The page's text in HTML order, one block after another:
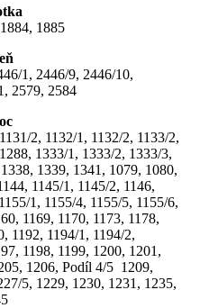
1885
1, 2446/9, 2446/10,
2579, 2584
2, 1132/1, 1132/2, 1133/2,
1333/1, 1333/2, 1333/3,
1339, 1341, 1079, 1080,
1145/1, 1145/2, 1146,
1, 1155/4, 1155/5, 1155/6,
1169, 1170, 1173, 1178,
1192, 1194/1, 1194/2,
1198, 1199, 1200, 1201,
1206, Podíl 4/5 1209,
5, 1229, 1230, 1231, 1235,